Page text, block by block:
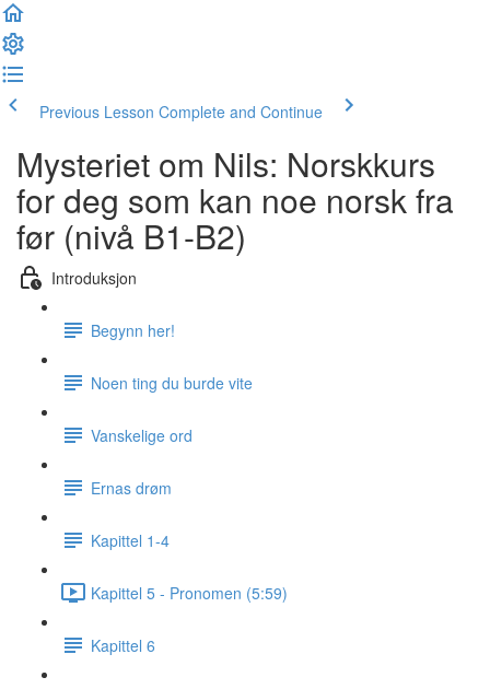
Previous Lesson Complete and Continue
Mysteriet om Nils: Norskkurs
for deg som kan noe norsk fra
før (nivå B1-B2)
Introduksjon
Begynn her!
Noen ting du burde vite
Vanskelige ord
Ernas drøm
Kapittel 1-4
Kapittel 5 - Pronomen (5:59)
Kapittel 6